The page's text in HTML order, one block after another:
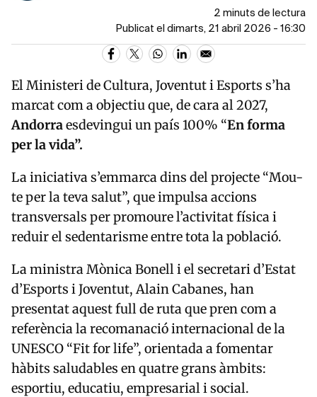
2 minuts de lectura
Publicat el dimarts, 21 abril 2026 - 16:30
El Ministeri de Cultura, Joventut i Esports s’ha
marcat com a objectiu que, de cara al 2027,
Andorraesdevingui un país 100% “En forma
per la vida”.
La iniciativa s’emmarca dins del projecte “Mou-
te per la teva salut”, que impulsa accions
transversals per promoure l’activitat física i
reduir el sedentarisme entre tota la població.
La ministra Mònica Bonell i el secretari d’Estat
d’Esports i Joventut, Alain Cabanes, han
presentat aquest full de ruta que pren com a
referència la recomanació internacional de la
UNESCO “Fit for life”, orientada a fomentar
hàbits saludables en quatre grans àmbits:
esportiu, educatiu, empresarial i social.